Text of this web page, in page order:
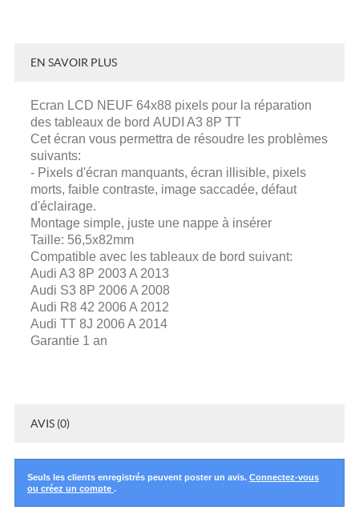
EN SAVOIR PLUS
Ecran LCD NEUF 64x88 pixels pour la réparation
des tableaux de bord AUDI A3 8P TT
Cet écran vous permettra de résoudre les problèmes
suivants:
- Pixels d'écran manquants, écran illisible, pixels
morts, faible contraste, image saccadée, défaut
d'éclairage.
Montage simple, juste une nappe à insérer
Taille: 56,5x82mm
Compatible avec les tableaux de bord suivant:
Audi A3 8P 2003 A 2013
Audi S3 8P 2006 A 2008
Audi R8 42 2006 A 2012
Audi TT 8J 2006 A 2014
Garantie 1 an
AVIS (0)
Seuls les clients enregistrés peuvent poster un avis. Connectez-vous
ou créez un compte .